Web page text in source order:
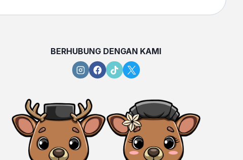
BERHUBUNG DENGAN KAMI